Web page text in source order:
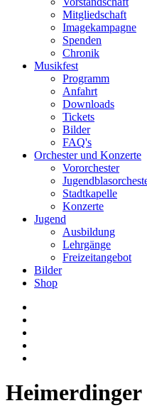
Mitgliedschaft
Imagekampagne
Spenden
Chronik
Musikfest
Programm
Anfahrt
Downloads
Tickets
Bilder
FAQ's
Orchester und Konzerte
Vororchester
Stadtkapelle
Konzerte
Jugend
Ausbildung
Lehrgänge
Freizeitangebot
Bilder
Shop
Heimerdinger